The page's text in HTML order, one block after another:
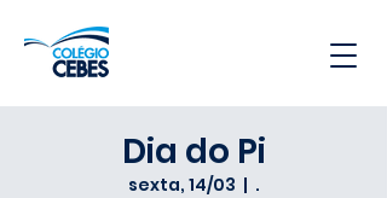
Dia do Pi
sexta, 14/03
  |
.